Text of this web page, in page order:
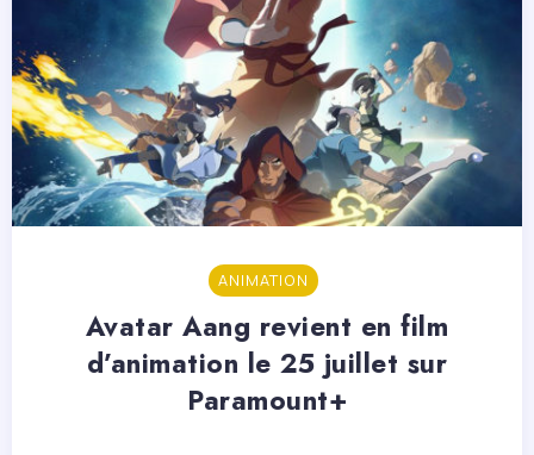
ANIMATION
Avatar Aang revient en film
d’animation le 25 juillet sur
Paramount+